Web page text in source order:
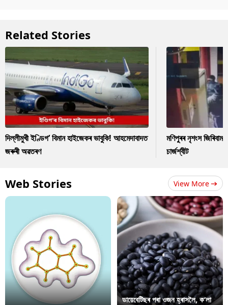
Related Stories
দিল্লীমুখী ইণ্ডিগ’ বিমান হাইজেকৰ ভাবুকি! আহমেদাবাদত
জৰুৰী অৱতৰণ
মণিপুৰৰ নৃশংস জিৰিবাম
চাৰ্জশ্বীট
Web Stories View More
ডায়েবেটিছৰ পৰা ওজন হ্ৰাসলৈ, ক’লা